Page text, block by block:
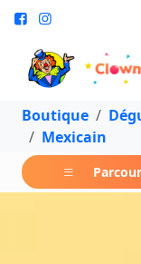
Boutique
Mexicain